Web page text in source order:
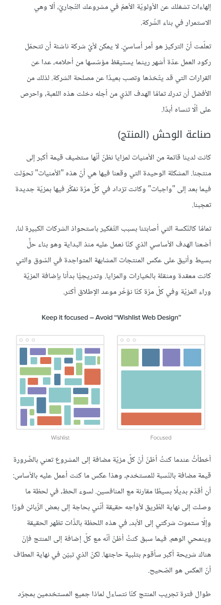
إلهاءات تشغلك عن الأولويّة الأهمّ في مشروعك التّجاريّ، ألا وهي
الاستمرار في بناء الشّركة.
تعلّمت أنّ التركيز هو أمر أساسيّ. لا يمكن لأيّ شركة ناشئة أن تتحمّل
ركود العمل عدّة أشهر ريثما يستيقظ مؤسّسها من أحلامه، عدا عن
القرارات التي قد يتّخذها وتصب بعيدًا عن مصلحة الشركة. لذلك من
الأفضل أن تدرك تمامًا الهدف الذي من أجله دخلت هذه اللعبة، واحرص
على ألّا تنساه أبدًا.
صناعة الوحش (المنتج)
كانت لدينا قائمة من الأمنيات لمزايا نظنّ أنّها ستضيف قيمة أكبر إلى
منتجنا. المشكلة الوحيدة التي وقعنا فيها هي أنّ هذه "الأمنيات" تحوّلت
فيما بعد إلى "واجبات" وكانت تزداد في كلّ مرّة نفكّر فيها بمزيّة جديدة
تعجبنا.
تمامًا كالنّكسة التي أصابتنا بسبب التّفكير باستحواذ الشركات الكبيرة لنا،
أضعنا الهدف الأساسي الذي كنّا نعمل عليه منذ البداية وهو بناء حلٍّ
بسيط وأنيق على عكس المنتجات المشابهة المتواجدة في السّوق والتي
كانت معقدة ومثقلة بالخيارات والمزايا. وتدريجيًّا بدأنا بإضافة المزيّة
وراء المزيّة وفي كلّ مرّة كنّا نؤخّر موعد الإطلاق أكثر.
أخطأتُ عندما كنتُ أظنّ أنّ كلّ مزيّة مضافة إلى المشروع تعني بالضّرورة
قيمة مضافة بالنّسبة للمستخدم، وهذا عكس ما كنت أعمل عليه بالأساس:
أن أقدّم بديلًا بسيطًا مقارنة مع المنافسين. لسوء الحظ، في لحظة ما
وصلت إلى نهاية الطّريق لأواجه حقيقة أنّني بحاجة إلى بعض الزّبائن فورًا
وإلّا ستموت شركتي إلى الأبد، في هذه اللحظة بالذّات تظهر الحقيقة
وينمحي الوهم. فيما سبق كنتُ أظنّ أنّه مع كلّ إضافة إلى المنتج فإنّ
هناك شريحة أكبر سأقوم بتلبية حاجتها. لكنّ الذي تبيّن في نهاية المطاف
أنّ العكس هو الصّحيح.
طوال فترة تجريب المنتج كنّا نتساءل لماذا جميع المستخدمين بمجرّد